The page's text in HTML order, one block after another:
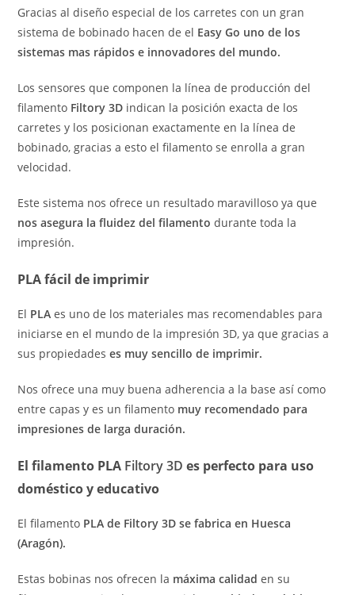
Gracias al diseño especial de los carretes con un gran
sistema de bobinado hacen de el Easy Go uno de los
sistemas mas rápidos e innovadores del mundo.
Los sensores que componen la línea de producción del
filamento Filtory 3D indican la posición exacta de los
carretes y los posicionan exactamente en la línea de
bobinado, gracias a esto el filamento se enrolla a gran
velocidad.
Este sistema nos ofrece un resultado maravilloso ya que
nos asegura la fluidez del filamento durante toda la
impresión.
PLA fácil de imprimir
El PLAes uno de los materiales mas recomendables para
iniciarse en el mundo de la impresión 3D, ya que gracias a
sus propiedades es muy sencillo de imprimir.
Nos ofrece una muy buena adherencia a la base así como
entre capas y es un filamento muy recomendado para
impresiones de larga duración.
El filamento PLA Filtory 3D es perfecto para uso
doméstico y educativo
El filamento PLA de Filtory 3D se fabrica en Huesca
(Aragón).
Estas bobinas nos ofrecen la máxima calidad en su